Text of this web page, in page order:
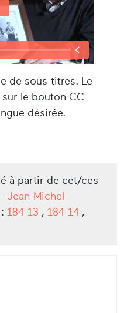
de sous-titres. Le
le bouton CC
désirée.
à partir de cet/ces
Jean-Michel
184-13 , 184-14 ,